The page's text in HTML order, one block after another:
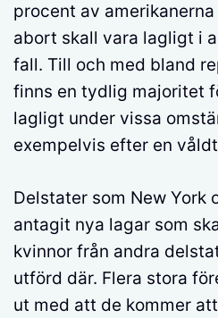
procent av
abort skall vara lagligt i
fall. Till och med bland
finns en tydlig majoritet
lagligt under vissa
exempelvis efter en
Delstater som New York
antagit nya lagar som
kvinnor från andra
utförd där. Flera stora
ut med att de kommer